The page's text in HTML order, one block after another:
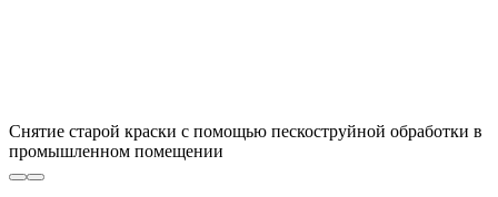
Снятие старой краски с помощью пескоструйной обработки в
промышленном помещении